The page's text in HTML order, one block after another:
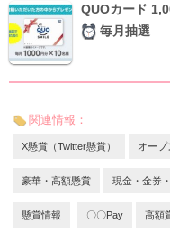
QUOカード
毎月抽選
関連情報：
X懸賞（Twitter懸賞） オープ
豪華・高額懸賞 現金・金券
懸賞情報 〇〇Pay 高額